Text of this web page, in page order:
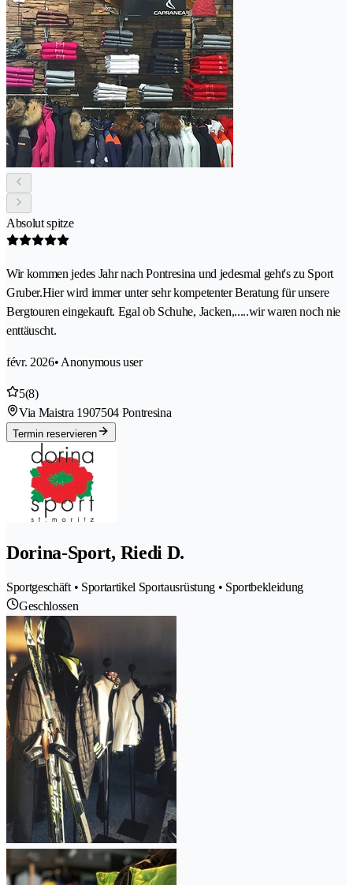
Absolut spitze
Wir kommen jedes Jahr nach Pontresina und jedesmal geht's zu Sport
Gruber.Hier wird immer unter sehr kompetenter Beratung für unsere
Bergtouren eingekauft. Egal ob Schuhe, Jacken,.....wir waren noch nie
enttäuscht.
févr. 2026• Anonymous user
5(8)
Via Maistra 1907504 Pontresina
Termin reservieren
Dorina-Sport, Riedi D.
Sportgeschäft • Sportartikel Sportausrüstung • Sportbekleidung
Geschlossen